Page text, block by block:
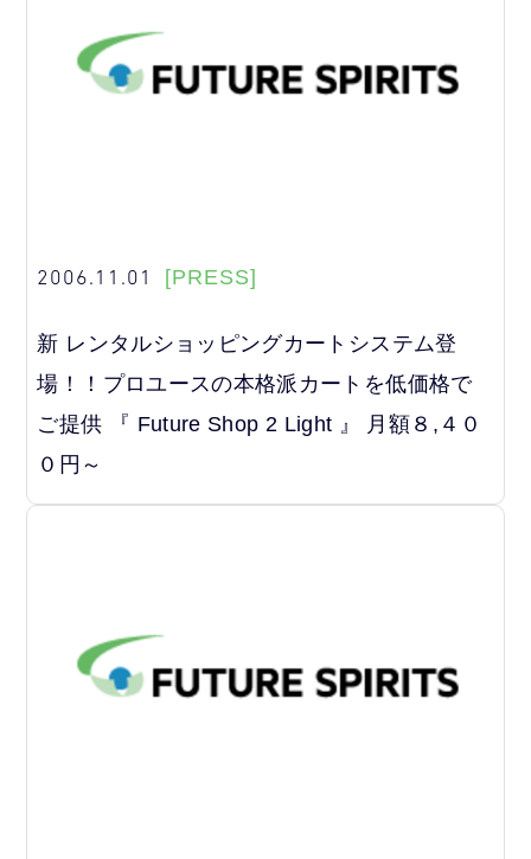
2006.11.01 [PRESS]
新 レンタルショッピングカートシステム登
場！！プロユースの本格派カートを低価格で
ご提供 『 Future Shop 2 Light 』 月額８,４０
０円～